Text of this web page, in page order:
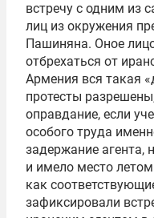
встречу с одним из
лиц из окружения
Пашиняна. Оное
отбрехаться от
Армения вся такая
протесты
оправдание, если
особого труда
задержание
и имело место летом
как
зафиксировали